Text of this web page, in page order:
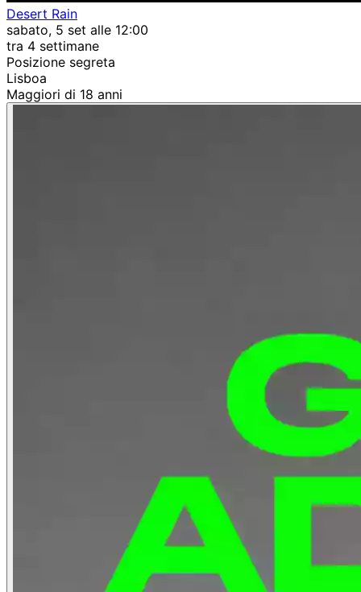
Desert Rain
sabato, 5 set alle 12:00
tra 4 settimane
Posizione segreta
Lisboa
Maggiori di 18 anni